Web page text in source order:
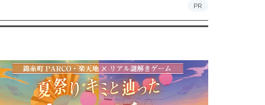
PR